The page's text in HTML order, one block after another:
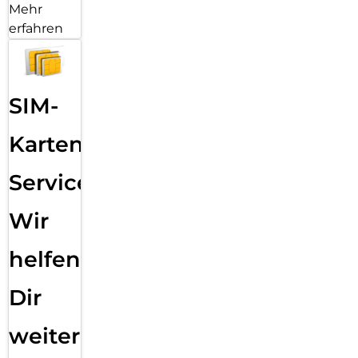
Mehr
erfahren
SIM-
Karten
Service:
Wir
helfen
Dir
weiter